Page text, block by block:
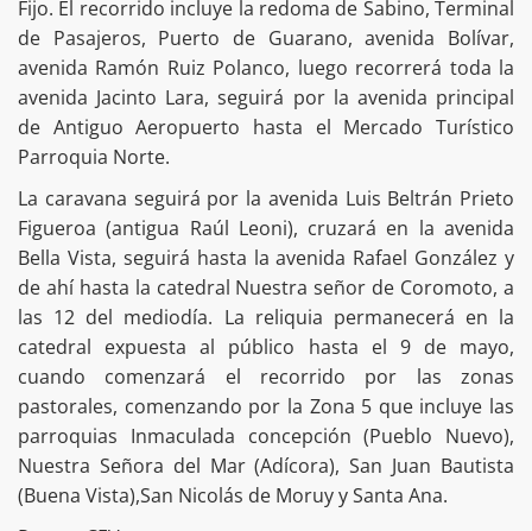
Fijo. El recorrido incluye la redoma de Sabino, Terminal
de Pasajeros, Puerto de Guarano, avenida Bolívar,
avenida Ramón Ruiz Polanco, luego recorrerá toda la
avenida Jacinto Lara, seguirá por la avenida principal
de Antiguo Aeropuerto hasta el Mercado Turístico
Parroquia Norte.
La caravana seguirá por la avenida Luis Beltrán Prieto
Figueroa (antigua Raúl Leoni), cruzará en la avenida
Bella Vista, seguirá hasta la avenida Rafael González y
de ahí hasta la catedral Nuestra señor de Coromoto, a
las 12 del mediodía. La reliquia permanecerá en la
catedral expuesta al público hasta el 9 de mayo,
cuando comenzará el recorrido por las zonas
pastorales, comenzando por la Zona 5 que incluye las
parroquias Inmaculada concepción (Pueblo Nuevo),
Nuestra Señora del Mar (Adícora), San Juan Bautista
(Buena Vista),San Nicolás de Moruy y Santa Ana.